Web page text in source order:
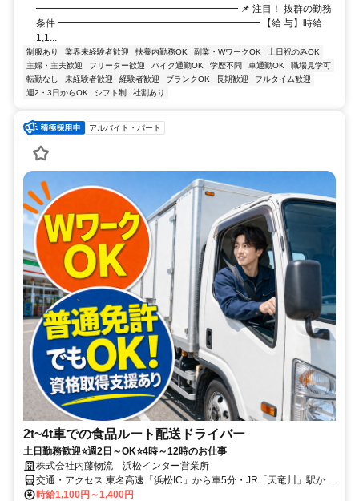
━━━━━━━━━━━━━━━━━━━━━ 📌 注目！ 抜群の勤務
条件 ━━━━━━━━━━━━━━━━━━━━━ 【給 与】時給
1,1...
制服あり 業界未経験者歓迎 扶養内勤務OK 副業・WワークOK
土日祝のみOK
主婦・主夫歓迎
フリーター歓迎 バイク通勤OK 学歴不問 車通勤OK
職場見学可
転勤なし
未経験者歓迎 経験者歓迎 ブランクOK 長期歓迎
フルタイム歓迎
週2・3日からOK
シフト制 社割あり
アルバイト・パート
2t~4t車での食品ルート配送ドライバー
土日勤務歓迎⭐週2日～OK⭐4時～12時のお仕事
株式会社内藤物流 浜松インター営業所
交通・アクセス 東名高速「浜松IC」から車5分・JR「天竜川」駅から
車8分「豊田町駅」から車11分 「浜松駅」から車20分 ★ガソリン代
時給1,100円～1,400円